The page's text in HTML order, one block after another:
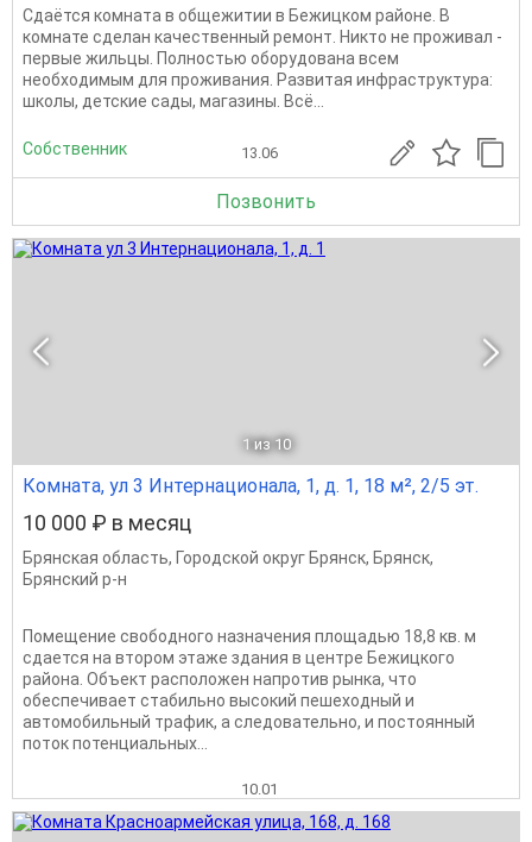
Сдаётся комната в общежитии в Бежицком районе. В
комнате сделан качественный ремонт. Никто не проживал -
первые жильцы. Полностью оборудована всем
необходимым для проживания. Развитая инфраструктура:
школы, детские сады, магазины. Всё...
Собственник 13.06
Позвонить
1 из 10
Комната, ул 3 Интернационала, 1, д. 1, 18 м², 2/5 эт.
10 000 ₽ в месяц
Брянская область, Городской округ Брянск, Брянск,
Брянский р-н
Помещение свободного назначения площадью 18,8 кв. м
сдается на втором этаже здания в центре Бежицкого
района. Объект расположен напротив рынка, что
обеспечивает стабильно высокий пешеходный и
автомобильный трафик, а следовательно, и постоянный
поток потенциальных...
10.01